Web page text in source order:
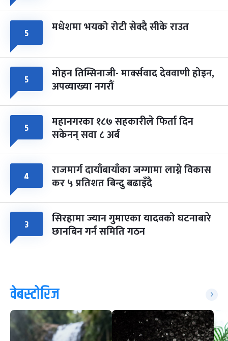
५ मधेशमा भयको रोटी सेक्दै सीके राउत
५ मोहन तिम्सिनाजी- मार्क्सवाद देववाणी होइन,
अपव्याख्या नगरौं
५ महानगरका १८७ सहकारीले फिर्ता दिन
सकेनन् सवा ८ अर्ब
४ राजमार्ग दायाँबायाँका जग्गामा लाग्ने विकास
कर ५ प्रतिशत बिन्दु बढाइँदै
३ सिरहामा ज्यान गुमाएका यादवको घटनाबारे
छानबिन गर्न समिति गठन
वेबस्टोरिज